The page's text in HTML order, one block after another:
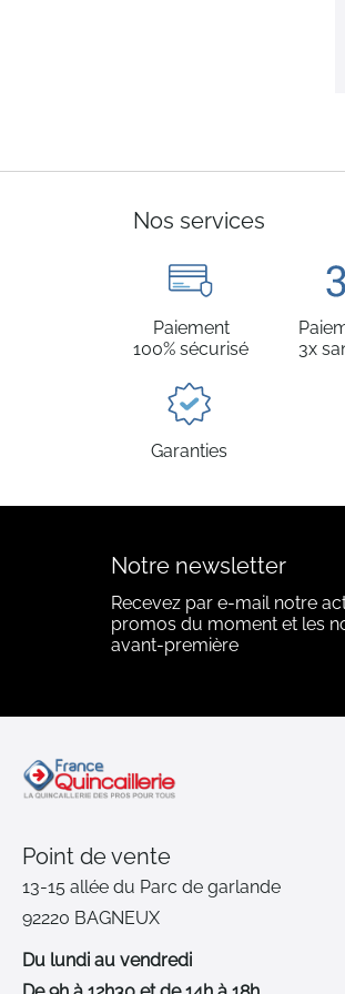
Nos services
Paiement
100% sécurisé
3x
Garanties
Notre newsletter
Recevez par e-mail notre
promos du moment et les
avant-première
Point de vente
13-15 allée du Parc de garlande
92220 BAGNEUX
Du lundi au vendredi